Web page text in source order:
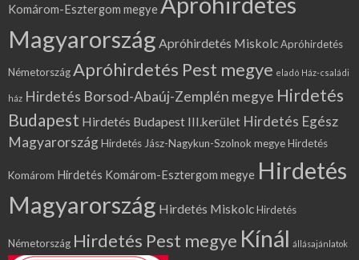
Komárom-Esztergom megye
Magyarország Apróhirdetés MiskolcApróhirdetés
NémetországApróhirdetés Pest megye eladó Ház-családi
ház Hirdetés Borsod-Abaúj-Zemplén megye Hirdetés
Budapest Hirdetés Budapest III.kerület Hirdetés Egész
MagyarországHirdetés Jász-Nagykun-Szolnok megyeHirdetés
Komárom Hirdetés Komárom-Esztergom megye Hirdetés
Magyarország Hirdetés MiskolcHirdetés
Németország Hirdetés Pest megye Kínál állásajánlatok